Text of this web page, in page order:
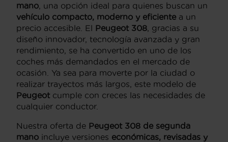
mano , una opción ideal para quienes buscan un
vehículo compacto, moderno y eficiente a un
precio accesible. El Peugeot 308 , gracias a su
diseño innovador, tecnología avanzada y gran
rendimiento, se ha convertido en uno de los
coches más demandados en el mercado de
ocasión. Ya sea para moverte por la ciudad o
realizar trayectos más largos, este modelo de
Peugeot cumple con creces las necesidades de
cualquier conductor.
Nuestra oferta de Peugeot 308 de segunda
mano incluye versiones económicas, revisadas y